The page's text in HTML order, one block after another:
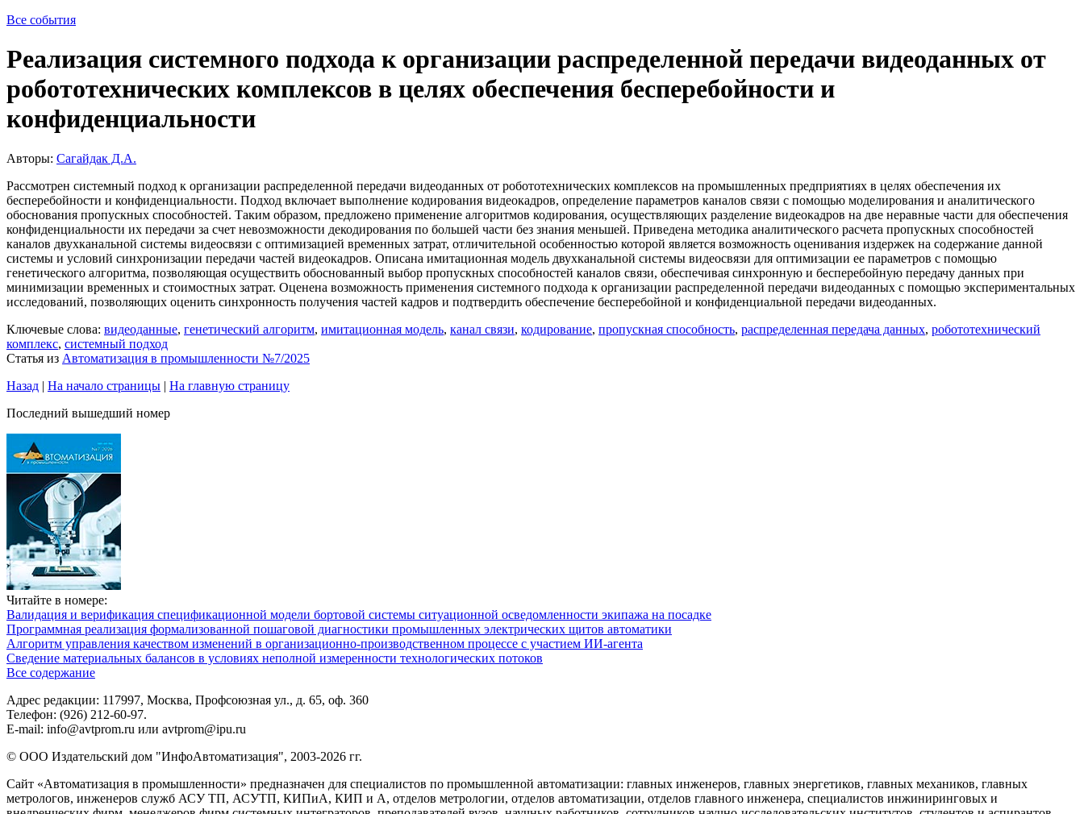
Все события
Реализация системного подхода к организации распределенной передачи видеоданных от
робототехнических комплексов в целях обеспечения бесперебойности и
конфиденциальности
Авторы: Сагайдак Д.А.
Рассмотрен системный подход к организации распределенной передачи видеоданных от робототехнических комплексов на промышленных предприятиях в целях обеспечения их
бесперебойности и конфиденциальности. Подход включает выполнение кодирования видеокадров, определение параметров каналов связи с помощью моделирования и аналитического
обоснования пропускных способностей. Таким образом, предложено применение алгоритмов кодирования, осуществляющих разделение видеокадров на две неравные части для обеспечения
конфиденциальности их передачи за счет невозможности декодирования по большей части без знания меньшей. Приведена методика аналитического расчета пропускных способностей
каналов двухканальной системы видеосвязи с оптимизацией временных затрат, отличительной особенностью которой является возможность оценивания издержек на содержание данной
системы и условий синхронизации передачи частей видеокадров. Описана имитационная модель двухканальной системы видеосвязи для оптимизации ее параметров с помощью
генетического алгоритма, позволяющая осуществить обоснованный выбор пропускных способностей каналов связи, обеспечивая синхронную и бесперебойную передачу данных при
минимизации временных и стоимостных затрат. Оценена возможность применения системного подхода к организации распределенной передачи видеоданных с помощью экспериментальных
исследований, позволяющих оценить синхронность получения частей кадров и подтвердить обеспечение бесперебойной и конфиденциальной передачи видеоданных.
Ключевые слова: видеоданные, генетический алгоритм, имитационная модель, канал связи, кодирование, пропускная способность, распределенная передача данных, робототехнический
комплекс, системный подход
Статья из Автоматизация в промышленности №7/2025
Назад | На начало страницы | На главную страницу
Последний вышедший номер
Читайте в номере:
Валидация и верификация спецификационной модели бортовой системы ситуационной осведомленности экипажа на посадке
Программная реализация формализованной пошаговой диагностики промышленных электрических щитов автоматики
Алгоритм управления качеством изменений в организационно-производственном процессе с участием ИИ-агента
Сведение материальных балансов в условиях неполной измеренности технологических потоков
Все содержание
Адрес редакции: 117997, Москва, Профсоюзная ул., д. 65, оф. 360
Телефон: (926) 212-60-97.
E-mail: info@avtprom.ru или avtprom@ipu.ru
© ООО Издательский дом "ИнфоАвтоматизация", 2003-2026 гг.
Сайт «Автоматизация в промышленности» предназначен для специалистов по промышленной автоматизации: главных инженеров, главных энергетиков, главных механиков, главных
метрологов, инженеров служб АСУ ТП, АСУТП, КИПиА, КИП и А, отделов метрологии, отделов автоматизации, отделов главного инженера, специалистов инжиниринговых и